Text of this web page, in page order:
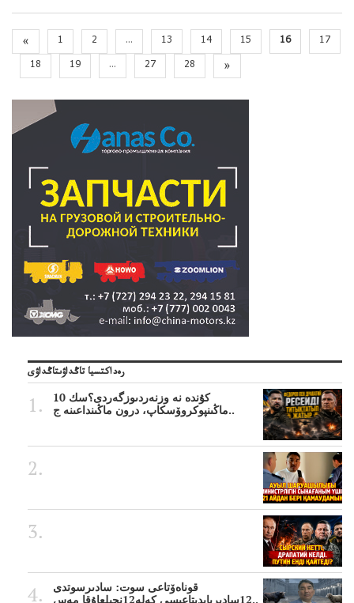
« 1 2 ... 13 14 15 16
17
18
19 ... 27 28 »
رەداكتسيا تاڭداۋىتاڭداۋى
10 كۇندە نە وزنەردىوزگەردى؟سك
ماڭىنپوكروۆسكاپ، درون ماڭىنداعىنە ج..
قوناەۆتاعى سوت: سادىرسوتدى
12سادىربايدىتاعىسى كەلە12نجىلعاۇقا مەس..